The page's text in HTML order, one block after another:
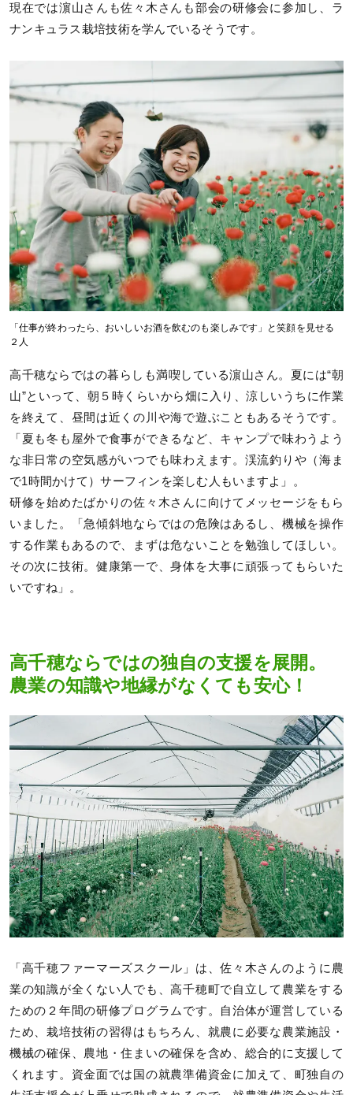
現在では濵山さんも佐々木さんも部会の研修会に参加し、ラ
ナンキュラス栽培技術を学んでいるそうです。
「仕事が終わったら、おいしいお酒を飲むのも楽しみです」と笑顔を見せる
２人
高千穂ならではの暮らしも満喫している濵山さん。夏には“朝
山”といって、朝５時くらいから畑に入り、涼しいうちに作業
を終えて、昼間は近くの川や海で遊ぶこともあるそうです。
「夏も冬も屋外で食事ができるなど、キャンプで味わうよう
な非日常の空気感がいつでも味わえます。渓流釣りや（海ま
で1時間かけて）サーフィンを楽しむ人もいますよ」。
研修を始めたばかりの佐々木さんに向けてメッセージをもら
いました。「急傾斜地ならではの危険はあるし、機械を操作
する作業もあるので、まずは危ないことを勉強してほしい。
その次に技術。健康第一で、身体を大事に頑張ってもらいた
いですね」。
高千穂ならではの独自の支援を展開。
農業の知識や地縁がなくても安心！
「高千穂ファーマーズスクール」は、佐々木さんのように農
業の知識が全くない人でも、高千穂町で自立して農業をする
ための２年間の研修プログラムです。自治体が運営している
ため、栽培技術の習得はもちろん、就農に必要な農業施設・
機械の確保、農地・住まいの確保を含め、総合的に支援して
くれます。資金面では国の就農準備資金に加えて、町独自の